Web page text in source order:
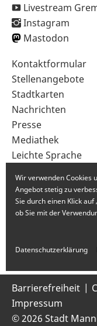
Livestream
Instagram
Mastodon
Sekundärnavigation
im
Fußbereich
Kontaktformular
Stellenangebote
Stadtkarten
Nachrichten
Presse
Mediathek
Leichte Sprache
Barrierefreiheit
Impressum
© 2026 Stadt
Wir verwenden Cookies
Angebot stetig zu
Sie durch einen Klick
ob Sie mit der
Datenschutzerklärung